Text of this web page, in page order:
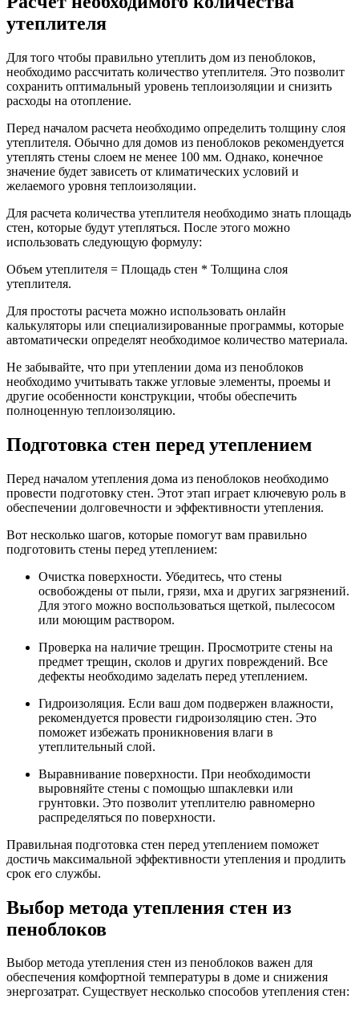
утеплителя
Для того чтобы правильно утеплить дом из пеноблоков,
необходимо рассчитать количество утеплителя. Это позволит
сохранить оптимальный уровень теплоизоляции и снизить
расходы на отопление.
Перед началом расчета необходимо определить толщину слоя
утеплителя. Обычно для домов из пеноблоков рекомендуется
утеплять стены слоем не менее 100 мм. Однако, конечное
значение будет зависеть от климатических условий и
желаемого уровня теплоизоляции.
Для расчета количества утеплителя необходимо знать площадь
стен, которые будут утепляться. После этого можно
использовать следующую формулу:
Объем утеплителя = Площадь стен * Толщина слоя
утеплителя.
Для простоты расчета можно использовать онлайн
калькуляторы или специализированные программы, которые
автоматически определят необходимое количество материала.
Не забывайте, что при утеплении дома из пеноблоков
необходимо учитывать также угловые элементы, проемы и
другие особенности конструкции, чтобы обеспечить
полноценную теплоизоляцию.
Подготовка стен перед утеплением
Перед началом утепления дома из пеноблоков необходимо
провести подготовку стен. Этот этап играет ключевую роль в
обеспечении долговечности и эффективности утепления.
Вот несколько шагов, которые помогут вам правильно
подготовить стены перед утеплением:
Очистка поверхности. Убедитесь, что стены
освобождены от пыли, грязи, мха и других загрязнений.
Для этого можно воспользоваться щеткой, пылесосом
или моющим раствором.
Проверка на наличие трещин. Просмотрите стены на
предмет трещин, сколов и других повреждений. Все
дефекты необходимо заделать перед утеплением.
Гидроизоляция. Если ваш дом подвержен влажности,
рекомендуется провести гидроизоляцию стен. Это
поможет избежать проникновения влаги в
утеплительный слой.
Выравнивание поверхности. При необходимости
выровняйте стены с помощью шпаклевки или
грунтовки. Это позволит утеплителю равномерно
распределяться по поверхности.
Правильная подготовка стен перед утеплением поможет
достичь максимальной эффективности утепления и продлить
срок его службы.
Выбор метода утепления стен из
пеноблоков
Выбор метода утепления стен из пеноблоков важен для
обеспечения комфортной температуры в доме и снижения
энергозатрат. Существует несколько способов утепления стен: